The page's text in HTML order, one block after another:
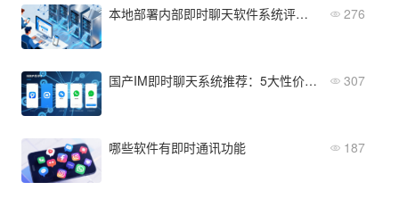
本地部署内部即时聊天软件系统评测：稳定性与扩展性哪个更重要？ 276
国产IM即时聊天系统推荐：5大性价比厂商深度评测 307
哪些软件有即时通讯功能 187